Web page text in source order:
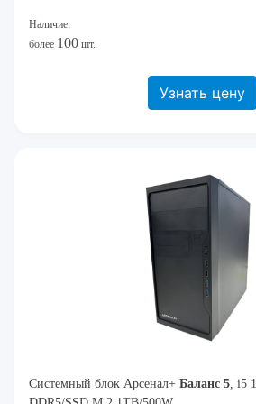
Наличие:
более 100 шт.
Узнать цену
Системный блок Арсенал+ Баланс 5, i5